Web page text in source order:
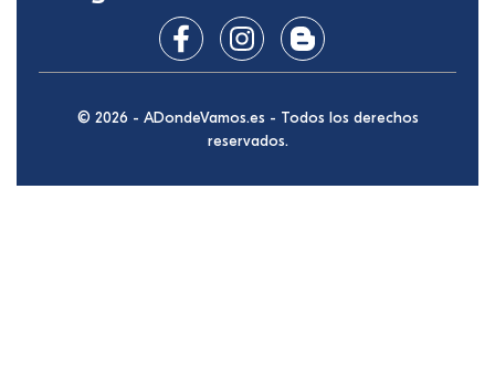
© 2026 - ADondeVamos.es - Todos los derechos
reservados.